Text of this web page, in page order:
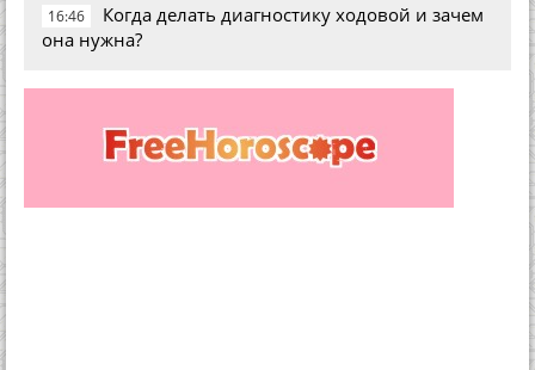
16:46
Когда делать диагностику ходовой и зачем
она нужна?